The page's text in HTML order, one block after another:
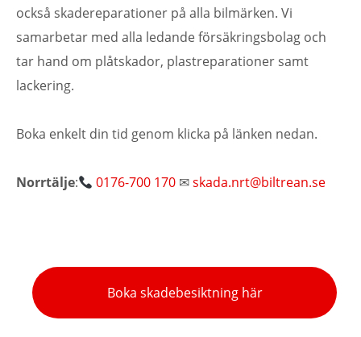
också skadereparationer på alla bilmärken. Vi
samarbetar med alla ledande försäkringsbolag och
tar hand om plåtskador, plastreparationer samt
lackering.
Boka enkelt din tid genom klicka på länken nedan.
Norrtälje: 0176-700 170 ✉skada.nrt@biltrean.se
Boka skadebesiktning här